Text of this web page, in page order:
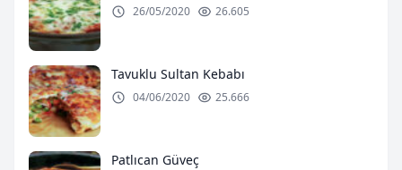
26/05/2020 26.605
Tavuklu Sultan Kebabı
04/06/2020 25.666
Patlıcan Güveç